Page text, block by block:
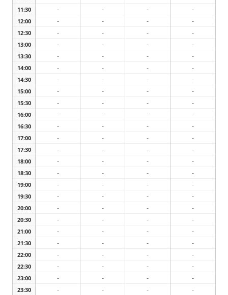
11:30 - - - -
12:00 - - - -
12:30 - - - -
13:00 - - - -
13:30 - - - -
14:00 - - - -
14:30 - - - -
15:00 - - - -
15:30 - - - -
16:00 - - - -
16:30 - - - -
17:00 - - - -
17:30 - - - -
18:00 - - - -
18:30 - - - -
19:00 - - - -
19:30 - - - -
20:00 - - - -
20:30 - - - -
21:00 - - - -
21:30 - - - -
22:00 - - - -
22:30 - - - -
23:00 - - - -
23:30 - - - -